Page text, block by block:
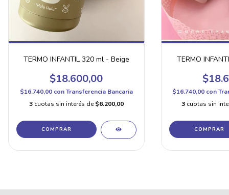
TERMO INFANTIL 320 ml - Beige
$18.600,00
$16.740,00 conTransferencia Bancaria
3 cuotas sin interés de$6.200,00
TERMO
$16.740,00 con
3 cuotas sin